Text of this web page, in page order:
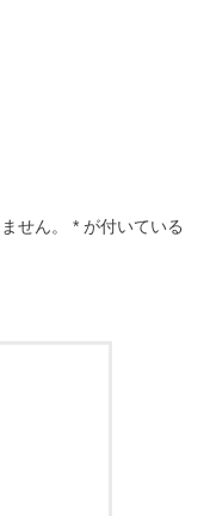
せん。 * が付いている